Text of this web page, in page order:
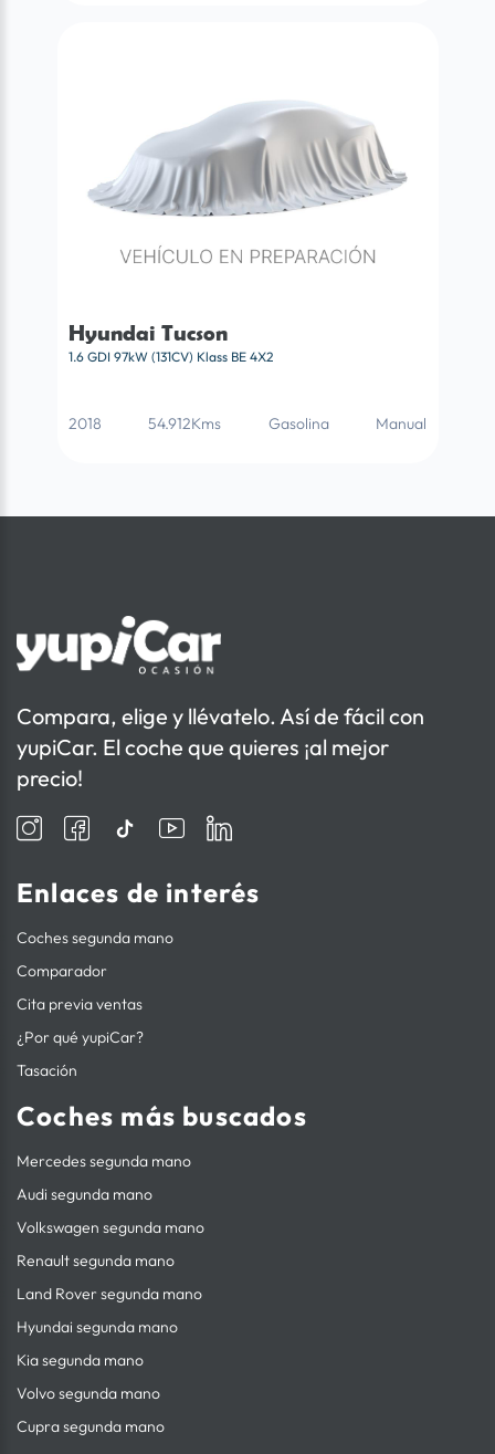
Hyundai Tucson
1.6 GDI 97kW (131CV) Klass BE 4X2
2018 54.912Kms Gasolina Manual
Compara, elige y llévatelo. Así de fácil con
yupiCar. El coche que quieres ¡al mejor
precio!
Enlaces de interés
Coches segunda mano
Comparador
Cita previa ventas
¿Por qué yupiCar?
Tasación
Coches más buscados
Mercedes segunda mano
Audi segunda mano
Volkswagen segunda mano
Renault segunda mano
Land Rover segunda mano
Hyundai segunda mano
Kia segunda mano
Volvo segunda mano
Cupra segunda mano